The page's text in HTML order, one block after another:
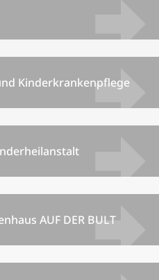
Kinderkrankenpflege
AUF DER BULT